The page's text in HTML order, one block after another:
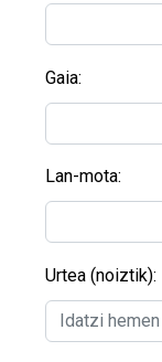
Gaia:
Lan-mota:
Urtea (noiztik):